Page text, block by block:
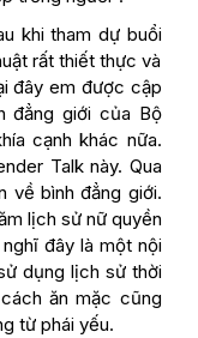
khi tham dự buổi
rất thiết thực và
đây em được cập
đẳng giới của Bộ
cạnh khác nữa.
Talk này. Qua
về bình đẳng giới.
lịch sử nữ quyền
đây là một nội
dụng lịch sử thời
ăn mặc cũng
từ phái yếu.